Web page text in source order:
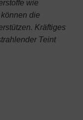
wie
die
Kräftiges
Teint